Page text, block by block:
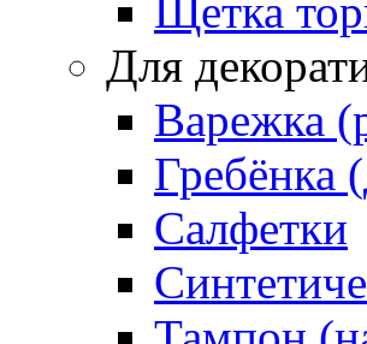
Щетка
Для
Варежка
Гребёнка
Салфетки